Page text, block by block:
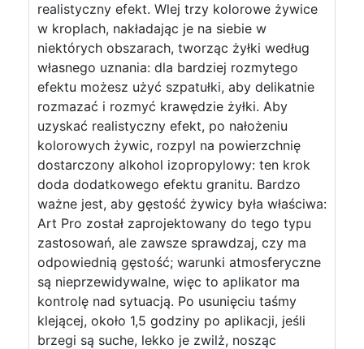
realistyczny efekt. Wlej trzy kolorowe żywice
w kroplach, nakładając je na siebie w
niektórych obszarach, tworząc żyłki według
własnego uznania: dla bardziej rozmytego
efektu możesz użyć szpatułki, aby delikatnie
rozmazać i rozmyć krawędzie żyłki. Aby
uzyskać realistyczny efekt, po nałożeniu
kolorowych żywic, rozpyl na powierzchnię
dostarczony alkohol izopropylowy: ten krok
doda dodatkowego efektu granitu. Bardzo
ważne jest, aby gęstość żywicy była właściwa:
Art Pro został zaprojektowany do tego typu
zastosowań, ale zawsze sprawdzaj, czy ma
odpowiednią gęstość; warunki atmosferyczne
są nieprzewidywalne, więc to aplikator ma
kontrolę nad sytuacją. Po usunięciu taśmy
klejącej, około 1,5 godziny po aplikacji, jeśli
brzegi są suche, lekko je zwilż, nosząc